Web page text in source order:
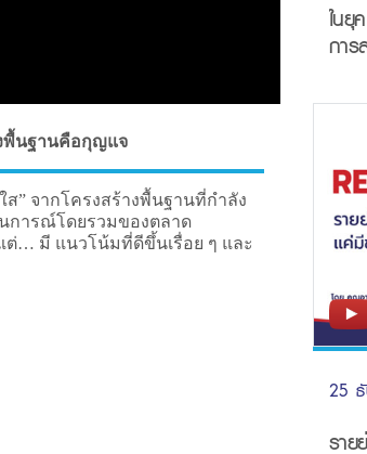
พื้นฐานคือกุญแจ
” จากโครงสร้างพื้นฐานที่กำลัง
การณ์โดยรวมของตลาด
ต่… มี แนวโน้มที่ดีขึ้นเรื่อย ๆ และ
ในยุ
การ
25
ราย